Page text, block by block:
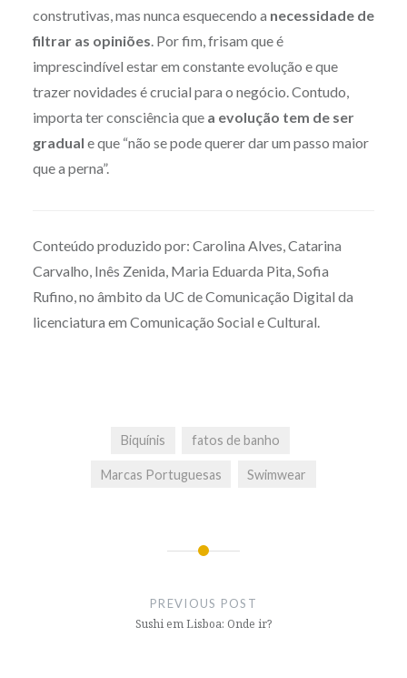
construtivas, mas nunca esquecendo a necessidade de
filtrar as opiniões. Por fim, frisam que é
imprescindível estar em constante evolução e que
trazer novidades é crucial para o negócio. Contudo,
importa ter consciência que a evolução tem de ser
gradual e que “não se pode querer dar um passo maior
que a perna”.
Conteúdo produzido por: Carolina Alves, Catarina
Carvalho, Inês Zenida, Maria Eduarda Pita, Sofia
Rufino, no âmbito da UC de Comunicação Digital da
licenciatura em Comunicação Social e Cultural.
Biquínis fatos de banho
Marcas Portuguesas Swimwear
PREVIOUS POST
Sushi em Lisboa: Onde ir?